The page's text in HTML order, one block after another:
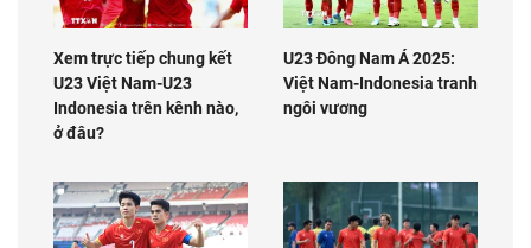
Xem trực tiếp chung kết
U23 Việt Nam-U23
Indonesia trên kênh nào,
ở đâu?
U23 Đông Nam Á 2025:
Việt Nam-Indonesia tranh
ngôi vương